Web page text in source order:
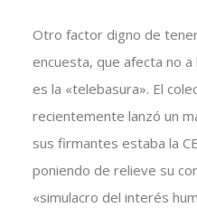
Otro factor digno de
encuesta, que afecta no a
es la «telebasura». El
recientemente lanzó un
sus firmantes estaba la
poniendo de relieve su
«simulacro del interés